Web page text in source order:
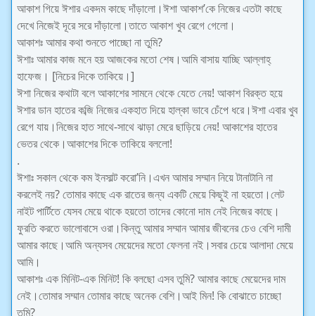
আকাশ গিয়ে ঈশার একদম কাছে দাঁড়ালো।ঈশা আকাশ’কে নিজের এতটা কাছে
দেখে নিজেই দূরে সরে দাঁড়ালো।তাতে আকাশ খুব রেগে গেলো।
আকাশঃ আমার কথা শুনতে পাচ্ছো না তুমি?
ঈশাঃ আমার কাজ মনে হয় আজকের মতো শেষ।আমি বাসায় যাচ্ছি আল্লাহ্
হাফেজ। [নিচের দিকে তাকিয়ে।]
ঈশা নিজের কথাটা বলে আকাশের সামনে থেকে যেতে নেয়! আকাশ বিরক্ত হয়ে
ঈশার ডান হাতের কব্জি নিজের একহাত দিয়ে হাল্কা ভাবে চেঁপে ধরে।ঈশা এবার খুব
রেগে যায়।নিজের হাত সাথে-সাথে ঝাড়া মেরে ছাড়িয়ে নেয়! আকাশের হাতের
ভেতর থেকে।আকাশের দিকে তাকিয়ে বললো!
.
ঈশাঃ সকাল থেকে কম ইনসাল্ট করো’নি।এখন আমার সম্মান নিয়ে টানাটানি না
করলেই নয়? তোমার কাছে এক রাতের জন্য একটি মেয়ে কিছুই না হয়তো।লেট
নাইট পার্টিতে যেসব মেয়ে থাকে হয়তো তাদের কোনো দাম নেই নিজের কাছে।
ফুরতি করতে ভালোবাসে ওরা।কিন্তু আমার সম্মান আমার জীবনের চেও বেশি দামী
আমার কাছে।আমি অন্যসব মেয়েদের মতো ফেলনা নই।সবার চেয়ে আলাদা মেয়ে
আমি।
আকাশঃ এক মিনিট-এক মিনিট! কি বলছো এসব তুমি? আমার কাছে মেয়েদের দাম
নেই।তোমার সম্মান তোমার কাছে অনেক বেশি।আই মিন! কি বোঝাতে চাচ্ছো
তুমি?